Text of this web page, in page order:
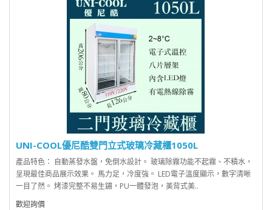
UNI-COOL優尼酷雙門立式玻璃冷藏櫃1050L
產品特色： 自動蒸發水盤，免倒水設計。 玻璃除霧功能不起霧、不積水，
呈現最佳商品展示效果。 馬力足，冷度強。 LED電子溫度顯示，數字清晰
一目了然。 烤漆完整不易生鏽，PU一體發泡，美背式美..
歡迎詢價